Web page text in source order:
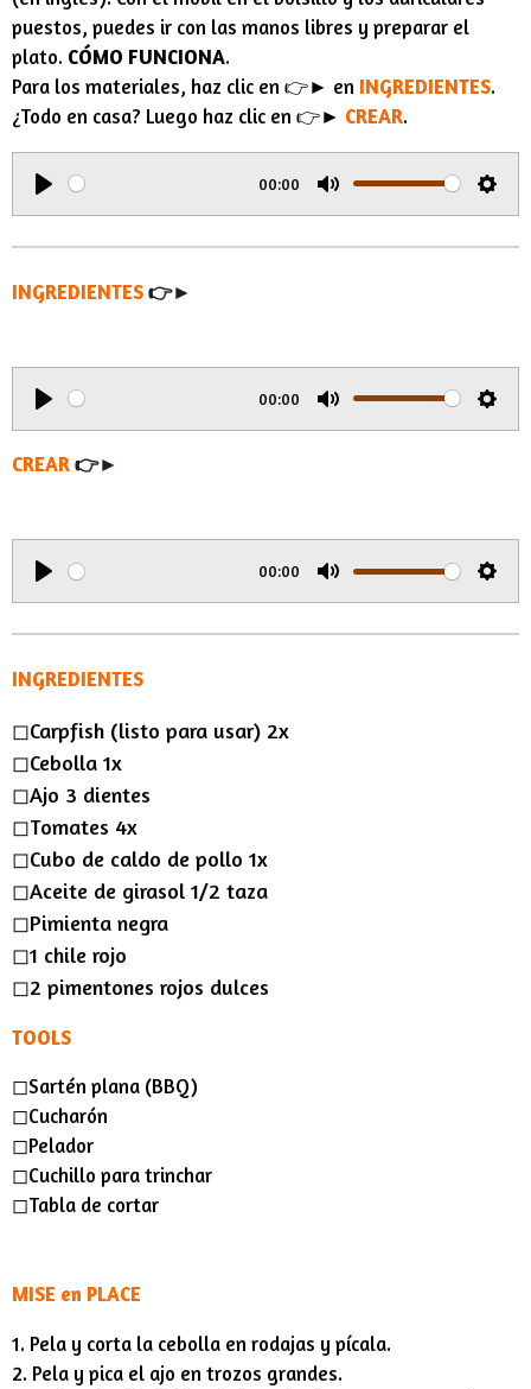
puestos, puedes ir con las manos libres y preparar el
plato. CÓMO FUNCIONA.
Para los materiales, haz clic en 👉► en INGREDIENTES.
¿Todo en casa? Luego haz clic en 👉► CREAR.
P
l
00:00
M
u
S
e
g
INGREDIENTES 👉►
P
l
00:00
M
S
i
CREAR 👉►
P
l
00:00
M
u
S
e
INGREDIENTES
◻︎Carpfish (listo para usar) 2x
◻︎Cebolla 1x
◻︎Ajo 3 dientes
◻︎Tomates 4x
◻︎Cubo de caldo de pollo 1x
◻︎Aceite de girasol 1/2 taza
◻︎Pimienta negra
◻︎1 chile rojo
◻︎2 pimentones rojos dulces
TOOLS
◻︎Sartén plana (BBQ)
◻︎Cucharón
◻︎Pelador
◻︎Cuchillo para trinchar
◻︎Tabla de cortar
MISE en PLACE
1. Pela y corta la cebolla en rodajas y pícala.
2. Pela y pica el ajo en trozos grandes.